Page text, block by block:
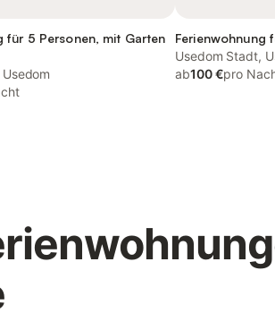
für 5 Personen, mit Garten
Ferienwohnung
Usedom Stadt,
ab100 €pro